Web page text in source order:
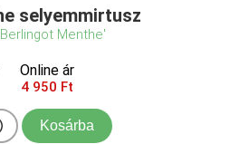
selyemmirtusz
Menthe'
Online ár
4 950 Ft
Kosárba